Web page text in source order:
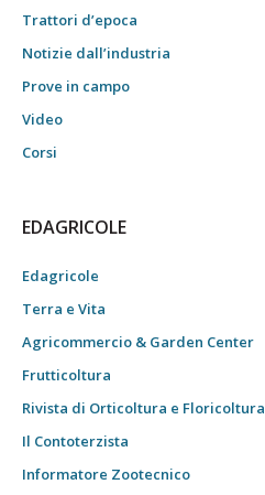
Trattori d’epoca
Notizie dall’industria
Prove in campo
Video
Corsi
EDAGRICOLE
Edagricole
Terra e Vita
Agricommercio & Garden Center
Frutticoltura
Rivista di Orticoltura e Floricoltura
Il Contoterzista
Informatore Zootecnico